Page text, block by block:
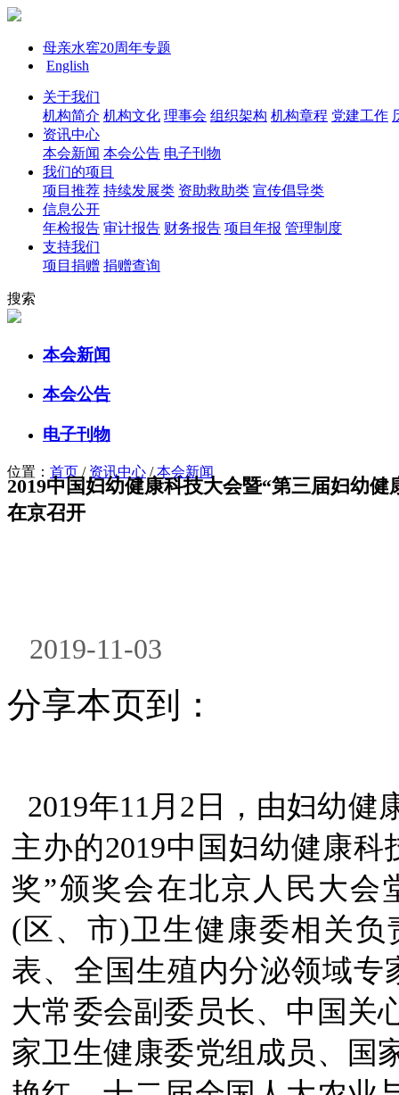
母亲水窖20周年专题
English
关于我们
机构简介 机构文化 理事会 组织架构 机构章程 党建工作
资讯中心
本会新闻 本会公告 电子刊物
我们的项目
项目推荐 持续发展类 资助救助类 宣传倡导类
信息公开
年检报告 审计报告 财务报告 项目年报 管理制度
支持我们
项目捐赠 捐赠查询
搜索
本会新闻
本会公告
电子刊物
位置： 首页 / 资讯中心 /本会新闻
2019中国妇幼健康科技大会暨“第三届妇幼健
在京召开
2019-11-03
分享本页到：
2019年11月2日，由妇幼
主办的2019中国妇幼健康
奖”颁奖会在北京人民大会
(区、市)卫生健康委相关
表、全国生殖内分泌领域专
大常委会副委员长、中国关
家卫生健康委党组成员、国